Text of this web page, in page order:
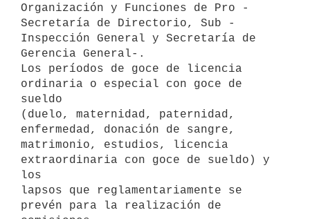
Organización y Funciones de Pro -
Secretaría de Directorio, Sub -
Inspección General y Secretaría de
Gerencia General-.
Los períodos de goce de licencia
ordinaria o especial con goce de
sueldo
(duelo, maternidad, paternidad,
enfermedad, donación de sangre,
matrimonio, estudios, licencia
extraordinaria con goce de sueldo) y
los
lapsos que reglamentariamente se
prevén para la realización de